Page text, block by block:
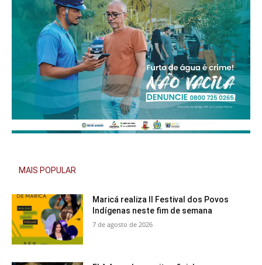
MAIS POPULAR
Maricá realiza II Festival dos Povos
Indígenas neste fim de semana
7 de agosto de 2026